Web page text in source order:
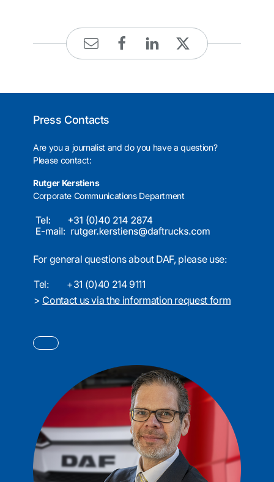
Press Contacts
Are you a journalist and do you have a question?
Please contact:
Rutger Kerstiens
Corporate Communications Department
For general questions about DAF, please use:
Tel:
+31 (0)40 214 9111
> Contact us via the information request form